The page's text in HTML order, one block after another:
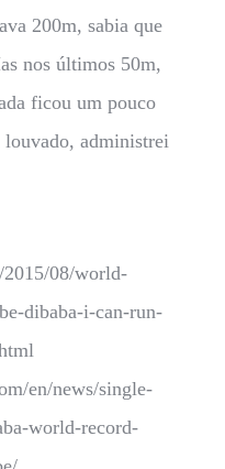
200m, sabia que
nos últimos 50m,
ficou um pouco
louvado, administrei
08/world-
dibaba-i-can-run-
en/news/single-
world-record-